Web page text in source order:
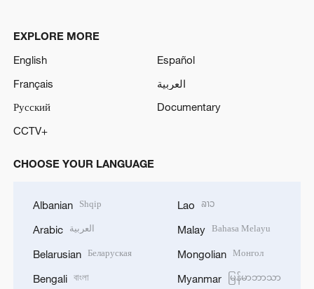
EXPLORE MORE
English
Español
Français
العربية
Русский
Documentary
CCTV+
CHOOSE YOUR LANGUAGE
Albanian Shqip
Arabic العربية
Belarusian Беларуская
Bengali বাংলা
Lao ລາວ
Malay Bahasa Melayu
Mongolian Монгол
Myanmar မြန်မာဘာသာ